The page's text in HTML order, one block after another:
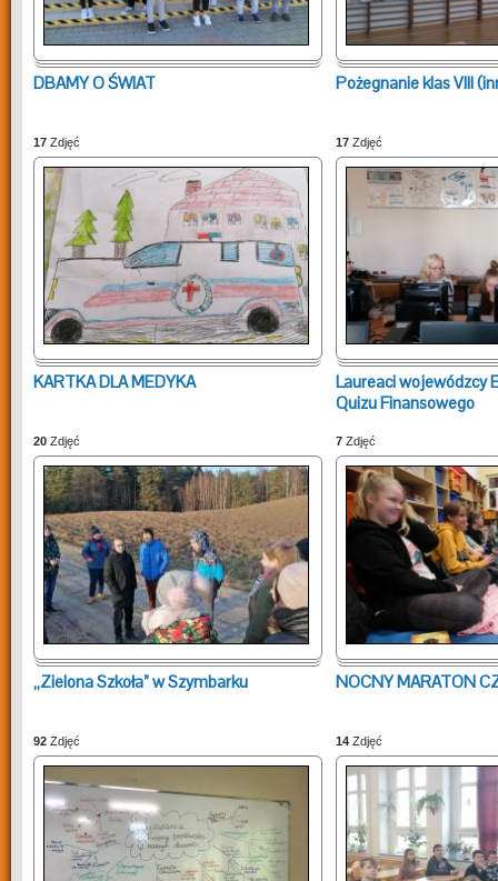
DBAMY O ŚWIAT
17 Zdjęć
Pożegnanie klas VIII
17 Zdjęć
KARTKA DLA MEDYKA
20 Zdjęć
Laureaci wojewódzcy
Quizu Finansowego
7 Zdjęć
„Zielona Szkoła” w Szymbarku
92 Zdjęć
NOCNY MARATON
14 Zdjęć